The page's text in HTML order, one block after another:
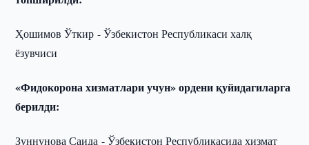
Ҳошимов Ўткир - Ўзбекистон Республикаси халқ
ёзувчиси
«Фидокорона хизматлари учун» ордени қуйидагиларга
берилди:
Зуннунова Саида - Ўзбекистон Республикасида хизмат